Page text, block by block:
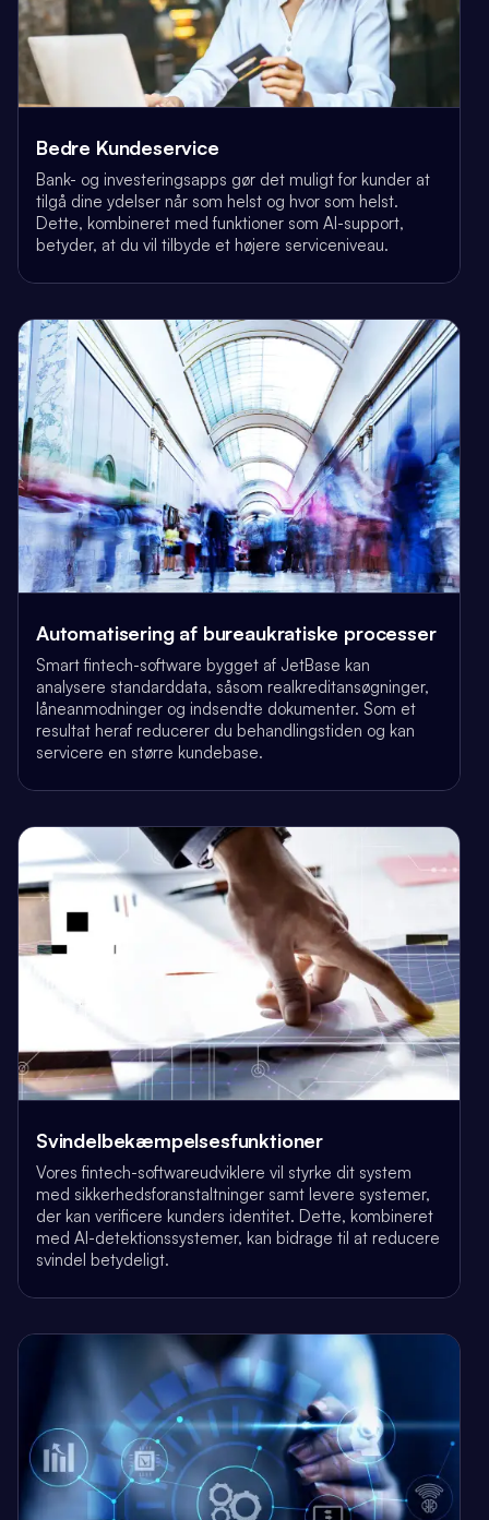
Bedre Kundeservice
Bank- og investeringsapps gør det muligt for kunder at
tilgå dine ydelser når som helst og hvor som helst.
Dette, kombineret med funktioner som AI-support,
betyder, at du vil tilbyde et højere serviceniveau.
Automatisering af bureaukratiske processer
Smart fintech-software bygget af JetBase kan
analysere standarddata, såsom realkreditansøgninger,
låneanmodninger og indsendte dokumenter. Som et
resultat heraf reducerer du behandlingstiden og kan
servicere en større kundebase.
Svindelbekæmpelsesfunktioner
Vores fintech-softwareudviklere vil styrke dit system
med sikkerhedsforanstaltninger samt levere systemer,
der kan verificere kunders identitet. Dette, kombineret
med AI-detektionssystemer, kan bidrage til at reducere
svindel betydeligt.